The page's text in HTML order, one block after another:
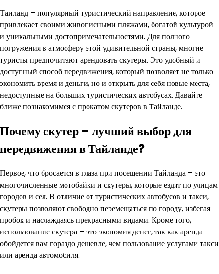
Таиланд – популярный туристический направление, которое
привлекает своими живописными пляжами, богатой культурой
и уникальными достопримечательностями. Для полного
погружения в атмосферу этой удивительной страны, многие
туристы предпочитают арендовать скутеры. Это удобный и
доступный способ передвижения, который позволяет не только
экономить время и деньги, но и открыть для себя новые места,
недоступные на больших туристических автобусах. Давайте
ближе познакомимся с прокатом скутеров в Тайланде.
Почему скутер – лучший выбор для
передвижения в Тайланде?
Первое, что бросается в глаза при посещении Тайланда – это
многочисленные мотобайки и скутеры, которые ездят по улицам
городов и сел. В отличие от туристических автобусов и такси,
скутеры позволяют свободно перемещаться по городу, избегая
пробок и наслаждаясь прекрасными видами. Кроме того,
использование скутера – это экономия денег, так как аренда
обойдется вам гораздо дешевле, чем пользование услугами такси
или аренда автомобиля.